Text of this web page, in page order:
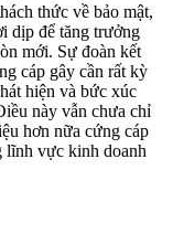
thức về bảo mật,
dịp để tăng trưởng
mới. Sự đoàn kết
cáp gây cần rất kỳ
hiện và bức xúc
này vẫn chưa chỉ
hơn nữa cứng cáp
lĩnh vực kinh doanh